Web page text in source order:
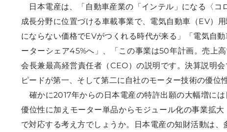
日本電産は、
「自動車産業の「インテル」になる〈
成長分野に位置づける車載事業で、電気自動車（EV）
にならない価格でEVがつくれる時代が来る」「電気自
ーターシェア45%へ」、「この事業は50年計画。売上
会長兼最高経営責任者（CEO）の説明です。決算説明
ピードが第一、そして第二に自社のモーター技術の優位
確かに2017年からの日本電産の特許出願の大幅増に
優位性に加えモーター単品からモジュール化の事業拡
で対応する考え方でしょうか。
日本電産の知財活動は、